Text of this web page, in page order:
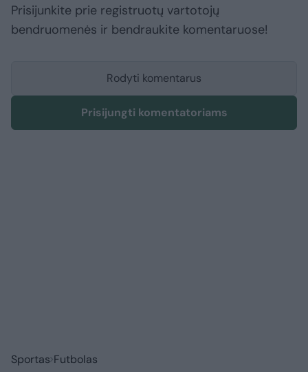
Prisijunkite prie registruotų vartotojų
bendruomenės ir bendraukite komentaruose!
Rodyti komentarus
Prisijungti komentatoriams
Sportas Futbolas